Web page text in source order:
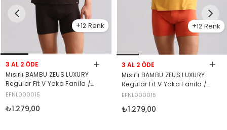
12
3 AL 2 ÖDE
Mısırlı BAMBU ZEUS LUXURY
Regular Fit V Yaka Fanila /
T-Shirt Kahverengi
EFNL000015
₺1.279,00
12
3 AL 2 ÖDE
Mısırlı BAMBU ZEUS LUXURY
Regular Fit V Yaka Fanila /
T-Shirt Hardal
EFNL000015
₺1.279,00